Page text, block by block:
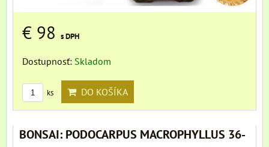
€ 98 s DPH
Dostupnosť: Skladom
ks DO KOŠÍKA
BONSAI: PODOCARPUS MACROPHYLLUS 36-